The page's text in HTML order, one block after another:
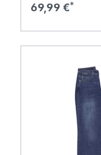
Regulärer Preis:
69,99 €